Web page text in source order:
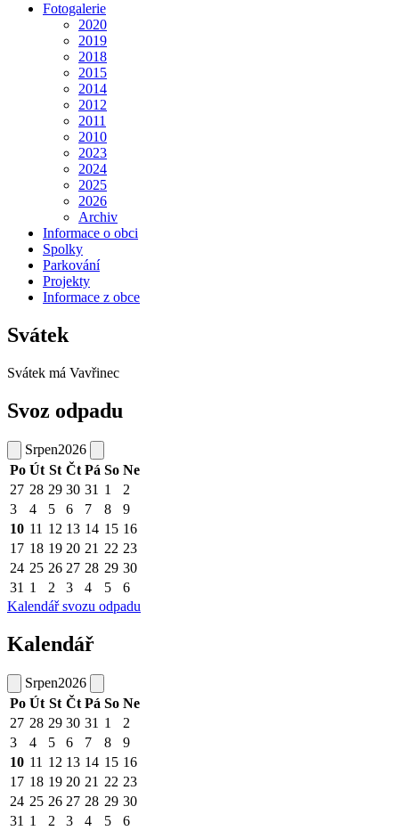
Fotogalerie
2020
2019
2018
2015
2014
2012
2011
2010
2023
2024
2025
2026
Archiv
Informace o obci
Spolky
Parkování
Projekty
Informace z obce
Svátek
Svátek má Vavřinec
Svoz odpadu
Srpen2026
Po Út St Čt Pá So Ne
27 28 29 30 31 1
2
3
4 5 6 7 8
9
10 11 12 13 14 15 16
17 18 19 20 21 22 23
24 25 26 27 28 29 30
31 1 2 3 4 5
6
Kalendář svozu odpadu
Kalendář
Srpen2026
Po Út St Čt Pá So Ne
27 28 29 30 31 1
2
3
4 5 6 7 8
9
10 11 12 13 14 15 16
17 18 19 20 21 22 23
24 25 26 27 28 29 30
31 1 2 3 4 5 6